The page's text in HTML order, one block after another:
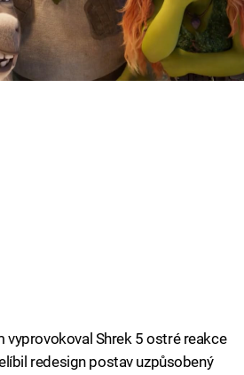
vyprovokoval Shrek 5 ostré reakce
redesign postav uzpůsobený